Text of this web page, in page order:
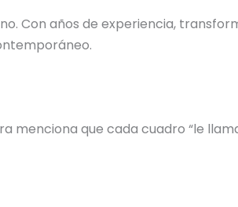
Con años de experiencia,
menciona que cada cuadro “le